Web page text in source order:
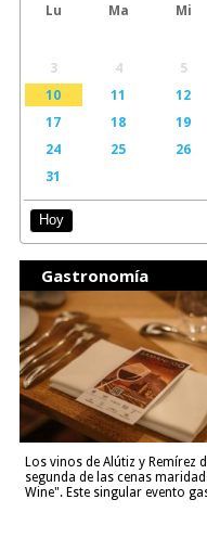
Lu Ma Mi
3
4 5
10
11 12
17
18 19
24
25 26
31
Hoy
Gastronomía
Los vinos de Alútiz y Remírez
segunda de las cenas
Wine". Este singular evento